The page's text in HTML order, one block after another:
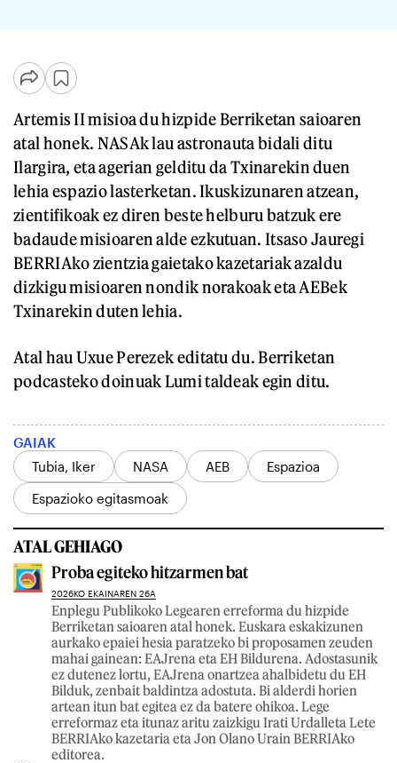
Artemis II misioa du hizpide Berriketan saioaren
atal honek. NASAk lau astronauta bidali ditu
Ilargira, eta agerian gelditu da Txinarekin duen
lehia espazio lasterketan. Ikuskizunaren atzean,
zientifikoak ez diren beste helburu batzuk ere
badaude misioaren alde ezkutuan. Itsaso Jauregi
BERRIAko zientzia gaietako kazetariak azaldu
dizkigu misioaren nondik norakoak eta AEBek
Txinarekin duten lehia.
Atal hau Uxue Perezek editatu du. Berriketan
podcasteko doinuak Lumi taldeak egin ditu.
GAIAK
Tubia, Iker
NASA AEB
Espazioa
Espazioko egitasmoak
ATAL GEHIAGO
Proba egiteko hitzarmen bat
2026KO EKAINAREN 26A
Enplegu Publikoko Legearen erreforma du hizpide
Berriketan saioaren atal honek. Euskara eskakizunen
aurkako epaiei hesia paratzeko bi proposamen zeuden
mahai gainean: EAJrena eta EH Bildurena. Adostasunik
ez dutenez lortu, EAJrena onartzea ahalbidetu du EH
Bilduk, zenbait baldintza adostuta. Bi alderdi horien
artean itun bat egitea ez da batere ohikoa. Lege
erreformaz eta itunaz aritu zaizkigu Irati Urdalleta Lete
BERRIAko kazetaria eta Jon Olano Urain BERRIAko
editorea.